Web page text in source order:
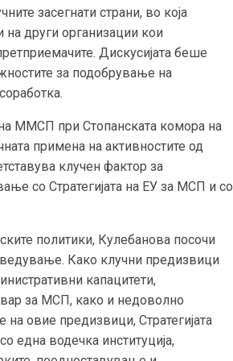
засегнати страни, во која
други организации кои
Дискусијата беше
за подобрување на
на ММСП при Стопанската комора на
примена на активностите од
клучен фактор за
со Стратегијата на ЕУ за МСП и со
политики, Кулебанова посочи
Како клучни предизвици
капацитети,
за МСП, како и недоволно
овие предизвици, Стратегијата
една водечка институција,